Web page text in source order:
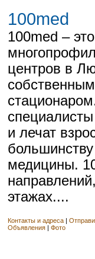
100med
100med –
центров в
и лечат
медицины.
этажах....
Контакты и адреса |
Объявления | Фото